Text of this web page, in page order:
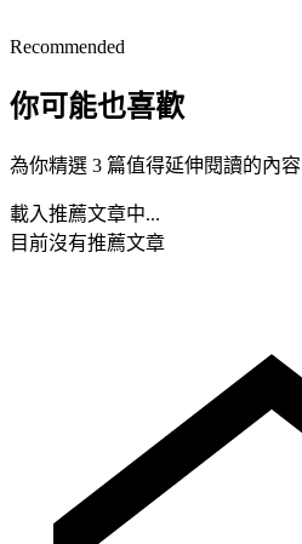
Recommended
你可能也喜歡
為你精選 3 篇值得延伸閱讀的內容
載入推薦文章中...
目前沒有推薦文章